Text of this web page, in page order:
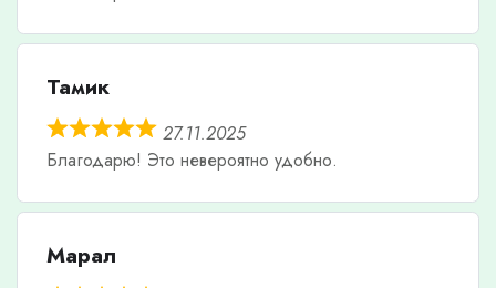
Тамик
27.11.2025
Благодарю! Это невероятно удобно.
Марал